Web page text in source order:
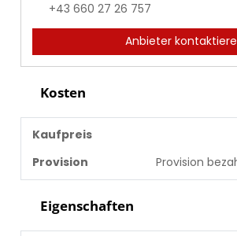
+43 660 27 26 757
Anbieter
Kosten
Kaufpreis
Provision
Provision
Eigenschaften